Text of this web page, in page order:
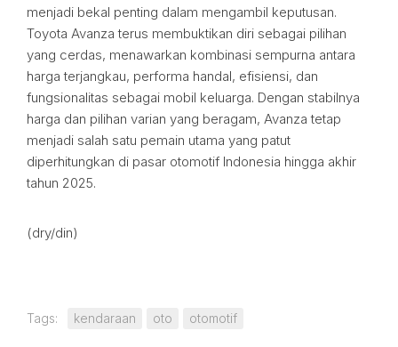
menjadi bekal penting dalam mengambil keputusan.
Toyota Avanza terus membuktikan diri sebagai pilihan
yang cerdas, menawarkan kombinasi sempurna antara
harga terjangkau, performa handal, efisiensi, dan
fungsionalitas sebagai mobil keluarga. Dengan stabilnya
harga dan pilihan varian yang beragam, Avanza tetap
menjadi salah satu pemain utama yang patut
diperhitungkan di pasar otomotif Indonesia hingga akhir
tahun 2025.
(dry/din)
Tags: kendaraan oto otomotif